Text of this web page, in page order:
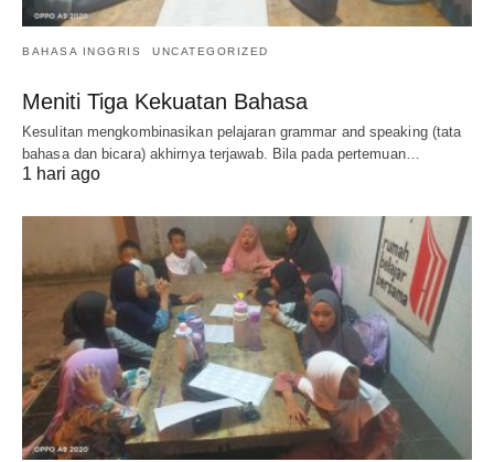
BAHASA INGGRIS UNCATEGORIZED
Meniti Tiga Kekuatan Bahasa
Kesulitan mengkombinasikan pelajaran grammar and speaking (tata
bahasa dan bicara) akhirnya terjawab. Bila pada pertemuan…
1 hari ago